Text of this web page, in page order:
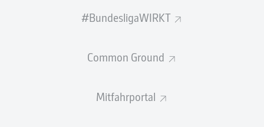
#BundesligaWIRKT
Common Ground
Mitfahrportal